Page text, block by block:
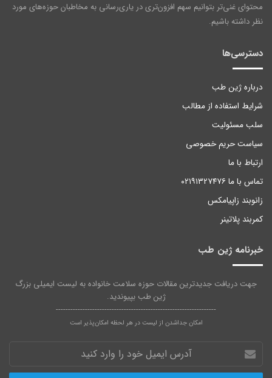
محتوای غنی‌تر بتوانیم سهم افزون‌تری در یاری‌رسانی به مخاطبان حوزه‌های مورد
نظر داشته باشیم.
دسترسی‌ها
درباره ژین طب
شرایط استفاده از مطالب
سلب مسئولیت
سیاست حریم خصوصی
ارتباط با ما
تماس با ما ۰۲۱۹۱۳۲۷۴۷۶
زانوبند زاپیامکس
کمربند پلاتینر
خبرنامه ژین طب
جهت دریافت جدیدترین مقالات حوزه سلامت خانواده به لیست ایمیلی بزرگ
ژین طب بپیوندید.
------------------------------------------------------------------
امکان جداشدن از لیست در هر لحظه امکان‌پذیر است
ایمیل
خود